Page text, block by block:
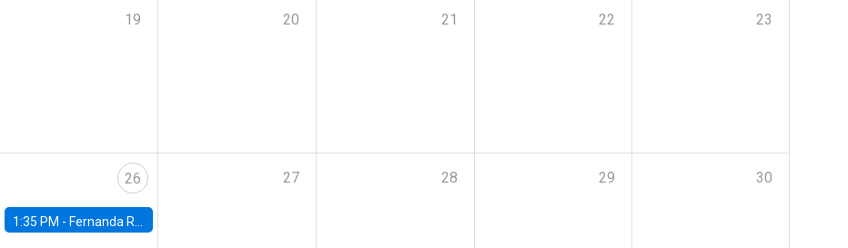
19 20 21 22 23
26
1:35 PM - Fernanda Rojas Ampuero, University of Wisconsin-Madison
27 28 29 30